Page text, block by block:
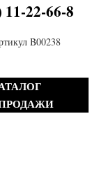
11-22-66-8
B00238